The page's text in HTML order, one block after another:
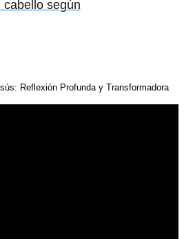
según
Reflexión Profunda y Transformadora